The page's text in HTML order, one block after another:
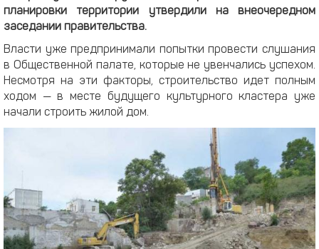
планировки территории утвердили на внеочередном
заседании правительства.
Власти уже предпринимали попытки провести слушания
в Общественной палате, которые не увенчались успехом.
Несмотря на эти факторы, строительство идет полным
ходом — в месте будущего культурного кластера уже
начали строить жилой дом.